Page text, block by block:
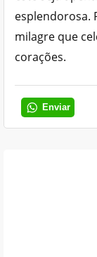
esplendorosa.
milagre que
corações.
Enviar